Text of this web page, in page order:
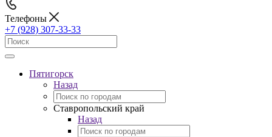
Телефоны
+7 (928) 307-33-33
Пятигорск
Назад
Ставропольский край
Назад